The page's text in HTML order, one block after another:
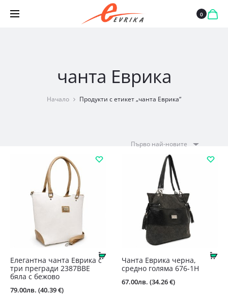
0
чанта Еврика
Начало Продукти с етикет „чанта Еврика“
Първо най-новите
Купи
Елегантна чанта Еврика с
три прегради 2387BBE
бяла с бежово
79.00лв. (40.39 €)
Чанта Еврика черна,
средно голяма 676-1Н
67.00лв. (34.26 €)